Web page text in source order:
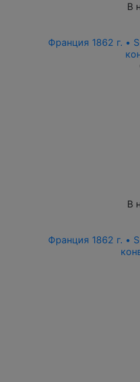
В
Франция 1862 г. •
В
Франция 1862 г. •